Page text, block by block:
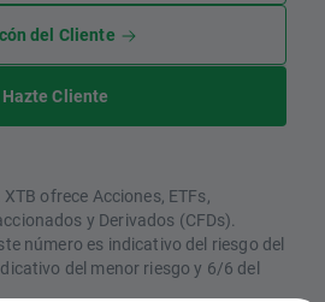
del Cliente
Hazte Cliente
ofrece Acciones, ETFs,
y Derivados (CFDs).
número es indicativo del riesgo del
del menor riesgo y 6/6 del